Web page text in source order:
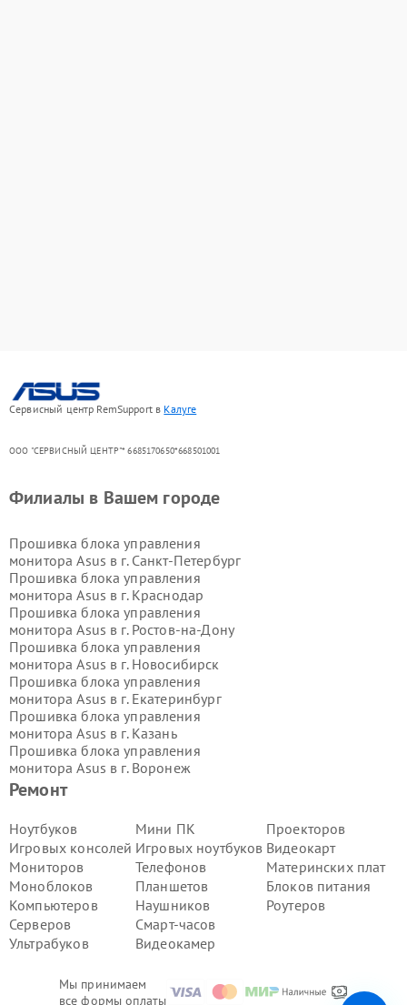
Сервисный центр RemSupport в Калуге
ООО "СЕРВИСНЫЙ ЦЕНТР"* 6685170650*668501001
Мы принимаем
все формы оплаты
Ремонт
Ноутбуков
Игровых консолей
Мониторов
Моноблоков
Компьютеров
Серверов
Ультрабуков
Мини ПК
Игровых ноутбуков
Телефонов
Планшетов
Наушников
Смарт-часов
Видеокамер
Проекторов
Видеокарт
Материнских плат
Блоков питания
Роутеров
Филиалы в Вашем городе
Прошивка блока управления
монитора Asus в г. Санкт-Петербург
Прошивка блока управления
монитора Asus в г. Краснодар
Прошивка блока управления
монитора Asus в г. Ростов-на-Дону
Прошивка блока управления
монитора Asus в г. Новосибирск
Прошивка блока управления
монитора Asus в г. Екатеринбург
Прошивка блока управления
монитора Asus в г. Казань
Прошивка блока управления
монитора Asus в г. Воронеж
Прошивка блока управления
Прошивка блока управления
монитора Asus в г.
Самара
Прошивка блока управления
монитора Asus в г.
Пермь
Прошивка блока управления
монитора Asus в г.
Красноярск
Прошивка блока управления
монитора Asus в г.
Ижевск
монитора Asus в г.
Прошивка блока управления